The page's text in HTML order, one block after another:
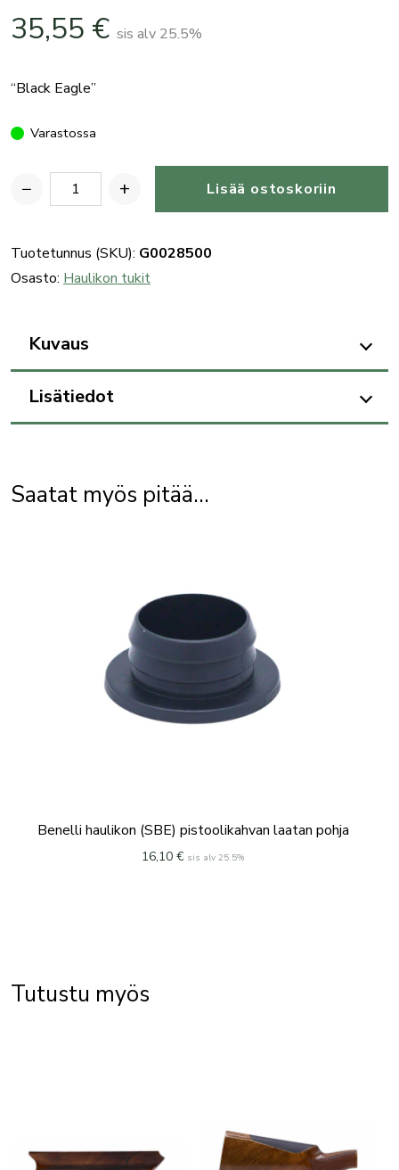
35,55 € sis alv 25.5%
“Black Eagle”
Varastossa
−
Benelli
SBE-
merkki
+ Lisää ostoskoriin
Tuotetunnus (SKU): G0028500
Osasto: Haulikon tukit
Kuvaus
Lisätiedot
Saatat myös pitää...
Benelli haulikon (SBE) pistoolikahvan laatan pohja
16,10 € sis alv 25.5%
Tutustu myös